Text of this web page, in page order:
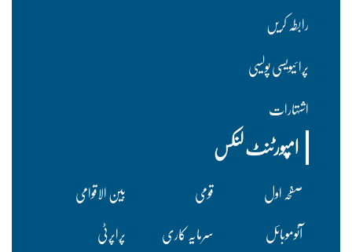
رابطہ کریں
پرا ئیویسی پولسیی
اشتہارات
امپورٹنٹ لنکس
صفحہ اول قومی
بین الاقوامی
آٹوموبائل
سرمایہ کاری
پراپرٹی